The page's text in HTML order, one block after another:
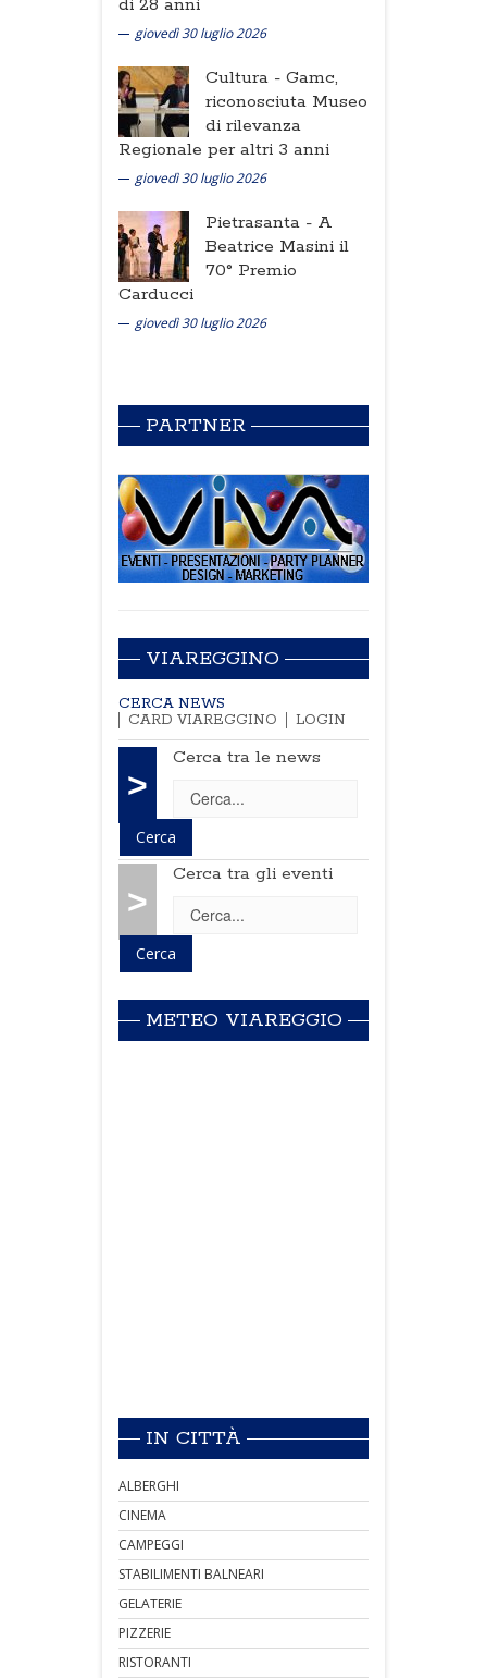
di 28 anni
giovedì 30 luglio 2026
Cultura - Gamc,
riconosciuta Museo
di rilevanza
Regionale per altri 3 anni
giovedì 30 luglio 2026
Pietrasanta - A
Beatrice Masini il
70° Premio
Carducci
giovedì 30 luglio 2026
PARTNER
VIAREGGINO
CERCA NEWS
CARD VIAREGGINO
LOGIN
>
Cerca tra le news
>
Cerca tra gli eventi
METEO VIAREGGIO
IN CITTÀ
ALBERGHI
CINEMA
CAMPEGGI
STABILIMENTI BALNEARI
GELATERIE
PIZZERIE
RISTORANTI